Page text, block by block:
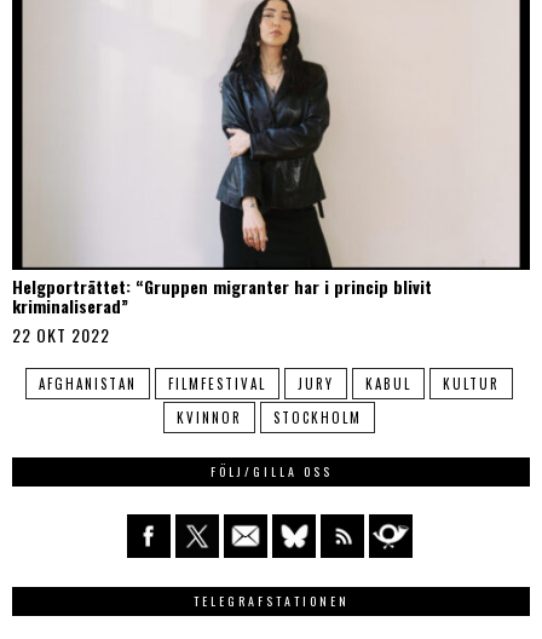
Helgporträttet: “Gruppen migranter har i princip blivit
kriminaliserad”
22 OKT 2022
AFGHANISTAN FILMFESTIVAL JURY KABUL
KULTUR
KVINNOR
STOCKHOLM
FÖLJ/GILLA OSS
TELEGRAFSTATIONEN